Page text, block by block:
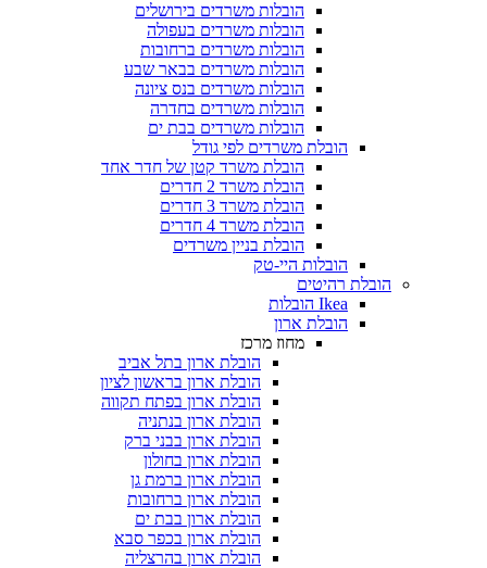
הובלות משרדים בירושלים
הובלות משרדים בעפולה
הובלות משרדים ברחובות
הובלות משרדים בבאר שבע
הובלות משרדים בנס ציונה
הובלות משרדים בחדרה
הובלות משרדים בבת ים
הובלת משרדים לפי גודל
הובלת משרד קטן של חדר אחד
הובלת בניין משרדים
הובלת ארון בתל אביב
הובלת ארון בראשון לציון
הובלת ארון בפתח תקווה
הובלת ארון בנתניה
הובלת ארון בבני ברק
הובלת ארון בחולון
הובלת ארון ברמת גן
הובלת ארון ברחובות
הובלת ארון בבת ים
הובלת ארון בכפר סבא
הובלת ארון בהרצליה